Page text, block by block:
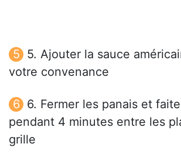
5. Ajouter la sauce
votre convenance
6. Fermer les panais et
pendant 4 minutes entre les
grille